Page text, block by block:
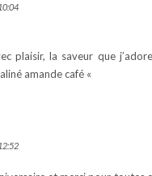
plaisir, la saveur que
amande café «